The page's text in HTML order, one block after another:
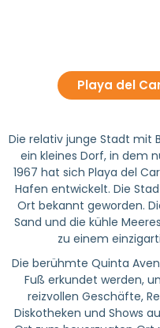
Playa del
Die relativ junge Stadt mit
ein kleines Dorf, in dem
1967 hat sich Playa del
Hafen entwickelt. Die
Ort bekannt geworden.
Sand und die kühle
zu einem
Die berühmte Quinta
Fuß erkundet werden,
reizvollen Geschäfte,
Diskotheken und Shows